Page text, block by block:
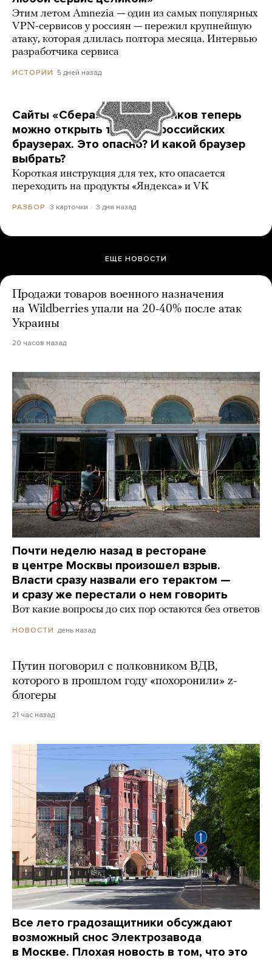
Этим летом Amnezia — один из самых популярных
VPN-сервисов у россиян — пережил крупнейшую
атаку, которая длилась полтора месяца. Интервью
разработчика сервиса
ИСТОРИИ 5 дней назад
Сайты «Сбера» и других банков теперь
можно открыть только в российских
браузерах. Это опасно? И какой браузер
выбрать?
Короткая инструкция для тех, кто опасается
переходить на продукты «Яндекса» и VK
РАЗБОР 3 карточки 3 дня назад
ЕЩЕ НОВОСТИ
Продажи товаров военного назначения
на Wildberries упали на 20-40% после атак
Украины
20 часов назад
Почти неделю назад в ресторане
в центре Москвы произошел взрыв.
Власти сразу назвали его терактом —
и сразу же перестали о нем говорить
Вот какие вопросы до сих пор остаются без ответов
НОВОСТИ день назад
Путин поговорил с полковником ВДВ,
которого в прошлом году «похоронили» z-
блогеры
21 час назад
Все лето градозащитники обсуждают
возможный снос Электрозавода
в Москве. Плохая новость в том, что это